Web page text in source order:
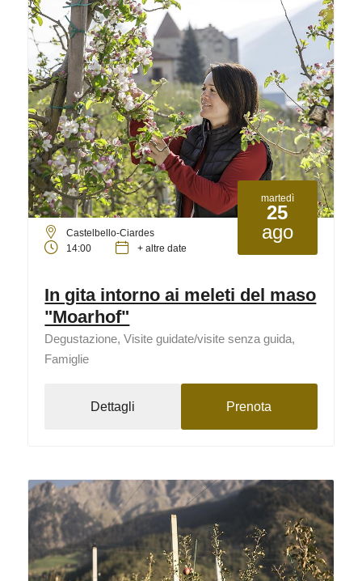
martedì
25
ago
Castelbello-Ciardes
14:00
+ altre date
In gita intorno ai meleti del maso
"Moarhof"
Degustazione, Visite guidate/visite senza guida,
Famiglie
Dettagli Prenota